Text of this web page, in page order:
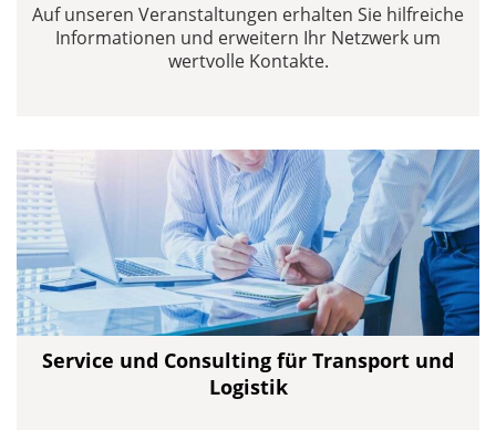
Auf unseren Veranstaltungen erhalten Sie hilfreiche
Informationen und erweitern Ihr Netzwerk um
wertvolle Kontakte.
Service und Consulting für Transport und
Logistik